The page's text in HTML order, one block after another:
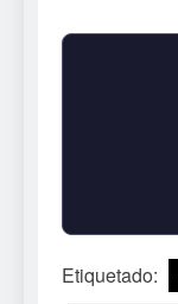
Etiquetado: